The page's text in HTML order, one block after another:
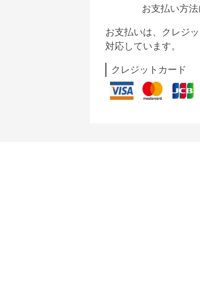
お支払い方
お支払いは、クレジ
対応しています。
クレジットカード